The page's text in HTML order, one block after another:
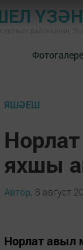
ЯШӘЕШ
яхшы
Автор, 8 август
Норлат авыл